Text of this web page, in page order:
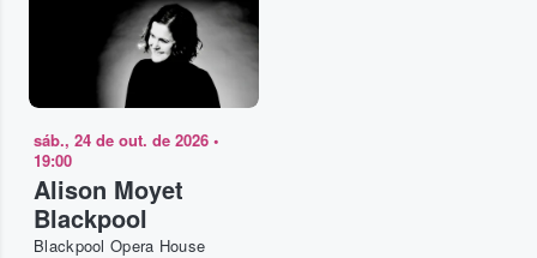
sáb., 24 de out. de 2026 •
19:00
Alison Moyet
Blackpool
Blackpool Opera House